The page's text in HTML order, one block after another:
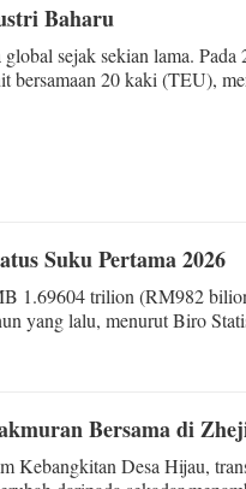
Baharu
sejak sekian lama. Pada
bersamaan 20 kaki (TEU),
output sedunia.
Suku Pertama 2026
1.69604 trilion (RM982
yang lalu, menurut Biro
Bersama di
Kebangkitan Desa Hijau,